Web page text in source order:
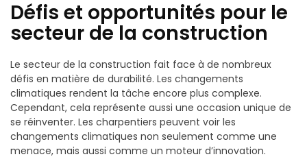
Défis et opportunités pour le
secteur de la construction
Le secteur de la construction fait face à de nombreux
défis en matière de durabilité. Les changements
climatiques rendent la tâche encore plus complexe.
Cependant, cela représente aussi une occasion unique de
se réinventer. Les charpentiers peuvent voir les
changements climatiques non seulement comme une
menace, mais aussi comme un moteur d’innovation.